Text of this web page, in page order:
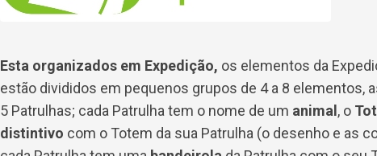
Esta organizados em Expedição, os elementos da
estão divididos em pequenos grupos de 4 a 8 elementos,
5 Patrulhas; cada Patrulha tem o nome de um animal, o
distintivo com o Totem da sua Patrulha (o desenho e as